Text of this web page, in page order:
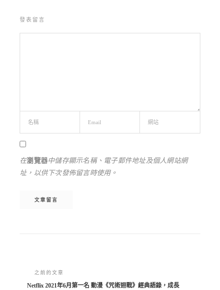
發表留言
在瀏覽器中儲存顯示名稱、電子郵件地址及個人網站網
址，以供下次發佈留言時使用。
之前的文章
Netflix 2021年6月第一名 動漫《咒術迴戰》經典語錄，成長